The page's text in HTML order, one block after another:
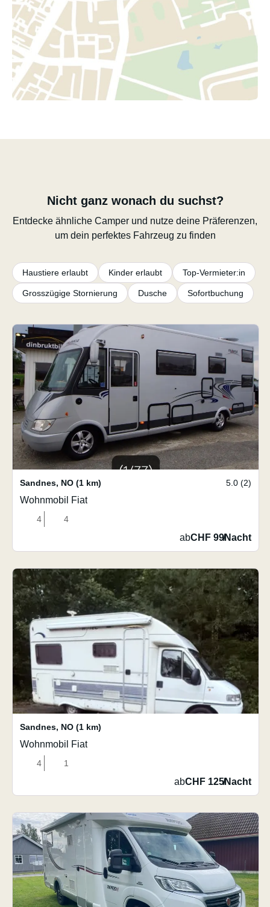
Nicht ganz wonach du suchst?
Entdecke ähnliche Camper und nutze deine Präferenzen,
um dein perfektes Fahrzeug zu finden
Haustiere erlaubt Kinder erlaubt Top-Vermieter:in
Grosszügige Stornierung Dusche Sofortbuchung
Sandnes, NO (1 km) 5.0 (2)
Wohnmobil Fiat
4 4
abCHF 99/Nacht
Sandnes, NO (1 km)
Wohnmobil Fiat
4 1
abCHF 125/Nacht